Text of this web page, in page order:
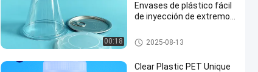
00:18
Envases de plástico fácil
de inyección de extremo
Preforma para botellas de PET
2025-08-13
Clear Plastic PET Unique